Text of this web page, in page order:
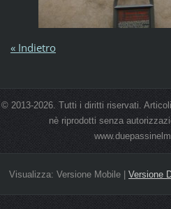
« Indietro
© 2013-2026. Tutti i diritti riservati.
nè riprodotti senza
Visualizza: Versione Mobile| Versione